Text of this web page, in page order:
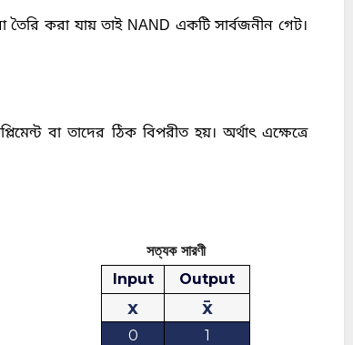
করা যায় তাই NAND একটি সার্বজনীন গেট।
বা তাদের ঠিক বিপরীত হয়। অর্থাৎ এক্ষেত্রে
সত্যক সারণী
Input
Output
x x̄
0
1